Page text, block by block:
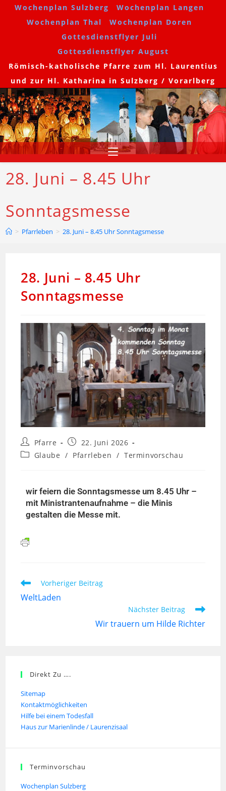
Wochenplan Sulzberg
Wochenplan Langen
Wochenplan Thal
Wochenplan Doren
Gottesdienstflyer Juli
Gottesdienstflyer August
Römisch-katholische Pfarre zum Hl. Laurentius
und zur Hl. Katharina in Sulzberg / Vorarlberg
28. Juni – 8.45 Uhr
Sonntagsmesse
> Pfarrleben > 28. Juni – 8.45 Uhr Sonntagsmesse
28. Juni – 8.45 Uhr
Sonntagsmesse
Pfarre
22. Juni 2026
Glaube / Pfarrleben / Terminvorschau
wir feiern die Sonntagsmesse um 8.45 Uhr –
mit Ministrantenaufnahme – die Minis
gestalten die Messe mit.
Vorheriger Beitrag
WeltLaden
Nächster Beitrag
Wir trauern um Hilde Richter
Direkt Zu ….
Sitemap
Kontaktmöglichkeiten
Hilfe bei einem Todesfall
Haus zur Marienlinde / Laurenzisaal
Terminvorschau
Wochenplan Sulzberg